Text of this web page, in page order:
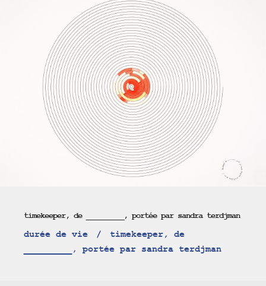
timekeeper, de _________, portée par sandra terdjman
durée de vie
timekeeper, de
_________, portée par sandra terdjman